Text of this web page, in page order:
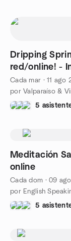
Dripping
red/online! -
Cada mar ·11 ago
5
Meditación
online
Cada dom ·09
por English
5